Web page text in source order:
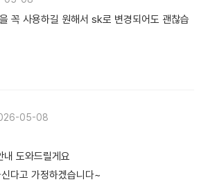
꼭 사용하길 원해서 sk로 변경되어도 괜찮습
05-08
도와드릴게요
다고 가정하겠습니다~